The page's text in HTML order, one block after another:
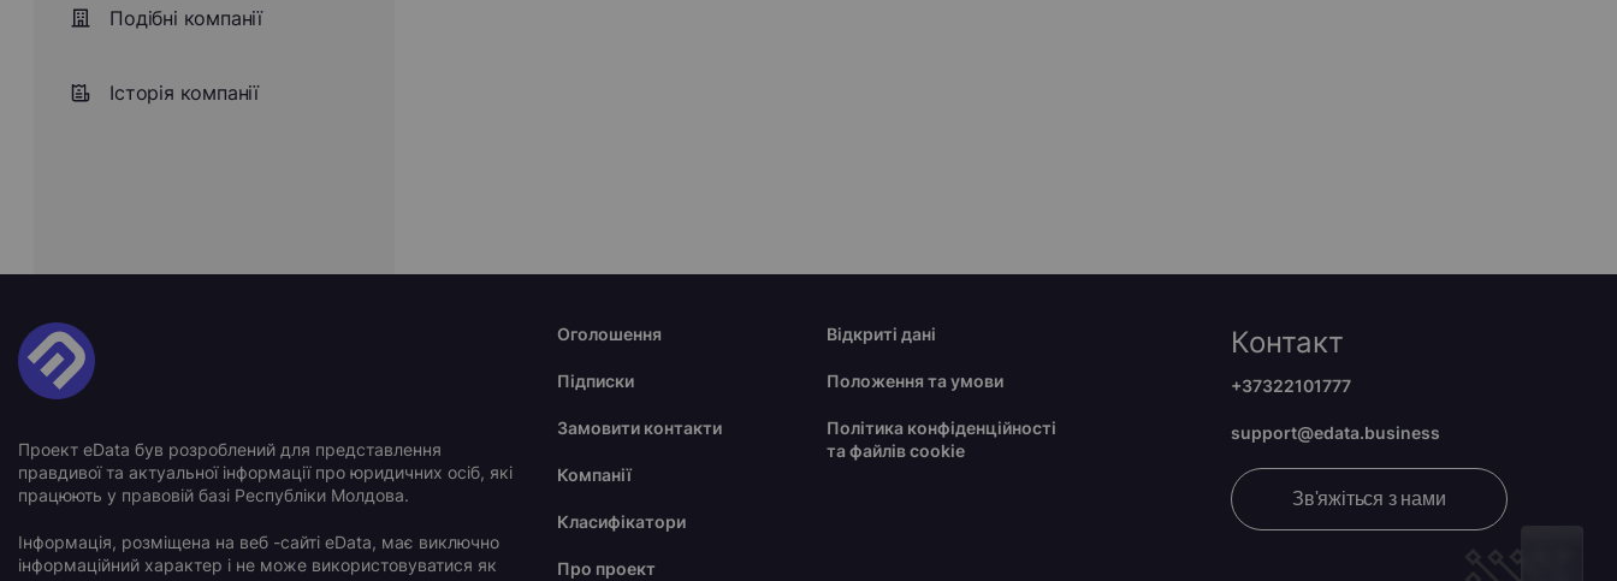
Подібні компанії
Історія компанії
Проект eData був розроблений для представлення
правдивої та актуальної інформації про юридичних осіб, які
працюють у правовій базі Республіки Молдова.
Інформація, розміщена на веб -сайті eData, має виключно
інформаційний характер і не може використовуватися як
Оголошення
Підписки
Замовити контакти
Компанії
Класифікатори
Про проект
Відкриті дані
Положення та умови
Політика конфіденційності
та файлів cookie
Контакт
+37322101777
support@edata.business
Зв'яжіться з нами